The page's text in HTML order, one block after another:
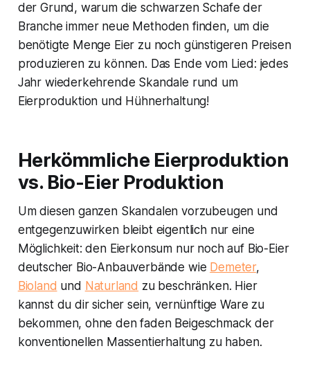
der Grund, warum die schwarzen Schafe der
Branche immer neue Methoden finden, um die
benötigte Menge Eier zu noch günstigeren Preisen
produzieren zu können. Das Ende vom Lied: jedes
Jahr wiederkehrende Skandale rund um
Eierproduktion und Hühnerhaltung!
Herkömmliche Eierproduktion
vs. Bio-Eier Produktion
Um diesen ganzen Skandalen vorzubeugen und
entgegenzuwirken bleibt eigentlich nur eine
Möglichkeit: den Eierkonsum nur noch auf Bio-Eier
deutscher Bio-Anbauverbände wie Demeter,
Bioland und Naturland zu beschränken. Hier
kannst du dir sicher sein, vernünftige Ware zu
bekommen, ohne den faden Beigeschmack der
konventionellen Massentierhaltung zu haben.